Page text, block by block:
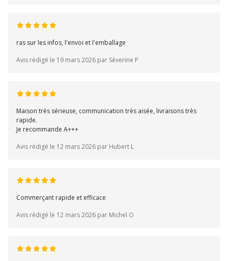
ras sur les infos, l'envoi et l'emballage
Avis rédigé le 19 mars 2026 par Séverine P
Maison très sérieuse, communication très aisée, livraisons très
rapide.
Je recommande A+++
Avis rédigé le 12 mars 2026 par Hubert L
Commerçant rapide et efficace
Avis rédigé le 12 mars 2026 par Michel O